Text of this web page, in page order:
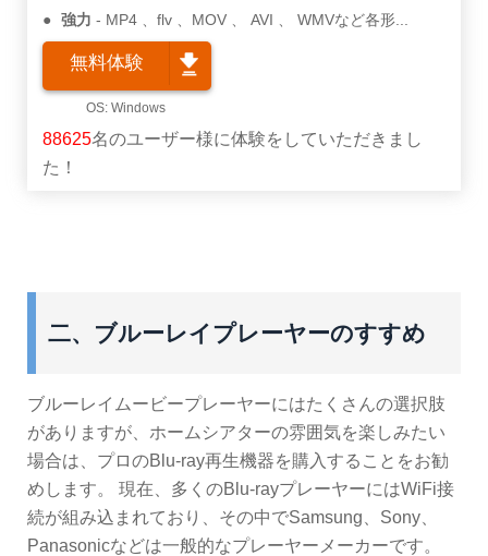
強力
MP4 、flv 、MOV 、 AVI 、 WMVなど各形...
無料体験
88625名のユーザー様に体験をしていただきまし
た！
二、ブルーレイプレーヤーのすすめ
ブルーレイムービープレーヤーにはたくさんの選択肢
がありますが、ホームシアターの雰囲気を楽しみたい
場合は、プロのBlu-ray再生機器を購入することをお勧
めします。 現在、多くのBlu-rayプレーヤーにはWiFi接
続が組み込まれており、その中でSamsung、Sony、
Panasonicなどは一般的なプレーヤーメーカーです。